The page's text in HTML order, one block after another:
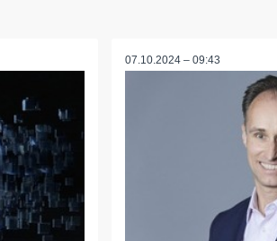
07.10.2024 – 09:43